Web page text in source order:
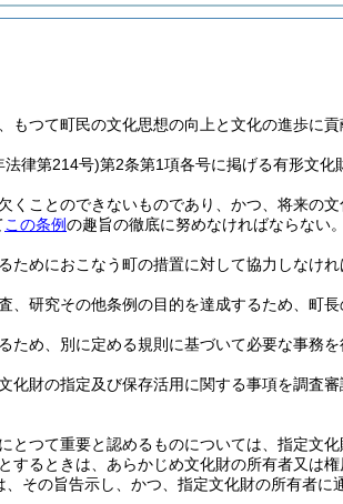
もつて町民の文化思想の向上と文化の進歩に貢
法律第214号)第2条第1項各号に掲げる有形文化
くことのできないものであり、かつ、将来の
この条例の趣旨の徹底に努めなければならない。
ためにおこなう町の措置に対して協力しなけれ
研究その他条例の目的を達成するため、町
ため、別に定める規則に基づいて必要な事務を
化財の指定及び保存活用に関する事項を調査
つて重要と認めるものについては、指定文化
するときは、あらかじめ文化財の所有者又は
その旨告示し、かつ、指定文化財の所有者に